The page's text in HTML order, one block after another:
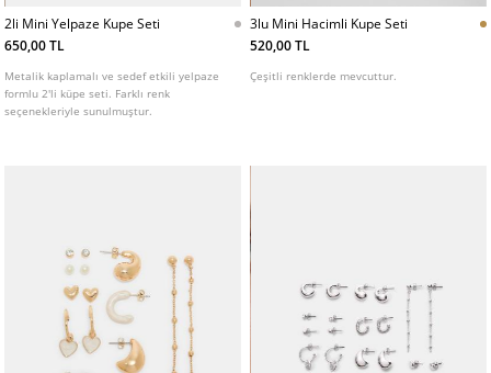
2li Mini Yelpaze Kupe Seti
650,00 TL
Metalik kaplamalı ve sedef etkili yelpaze
formlu 2'li küpe seti. Farklı renk
seçenekleriyle sunulmuştur.
3lu Mini Hacimli Kupe Seti
520,00 TL
Çeşitli renklerde mevcuttur.